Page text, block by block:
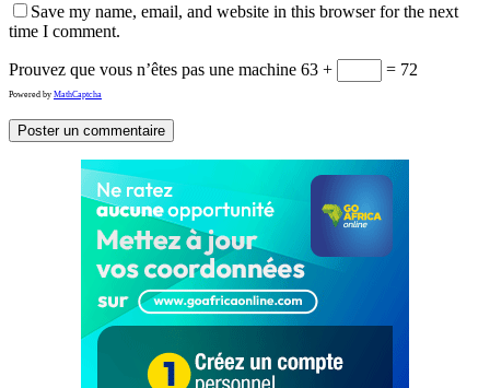
Save my name, email, and website in this browser for the next
time I comment.
Prouvez que vous n’êtes pas une machine 63 + = 72
Powered by MathCaptcha